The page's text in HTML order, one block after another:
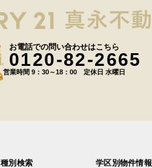
お電話での問い合わせはこちら
0120-82-2665
営業時間 9：30～18：00 定休日 水曜日
種別検索
学区別物件情報